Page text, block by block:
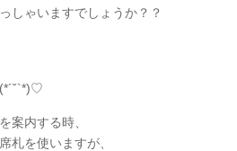
しゃいますでしょうか？？
案内する時、
札を使いますが、